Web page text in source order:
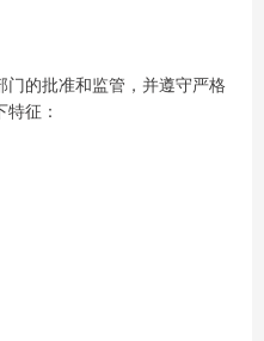
的批准和监管，并遵守严格
征：